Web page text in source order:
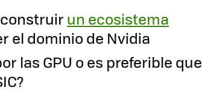
un ecosistema
el dominio de Nvidia
las GPU o es preferible que